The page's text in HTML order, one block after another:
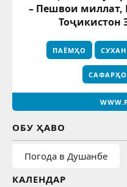
– Пешвои миллат,
ПАЁМҲО
САФАРҲО
ОБУ ҲАВО
Погода в Душанбе
КАЛЕНДАР